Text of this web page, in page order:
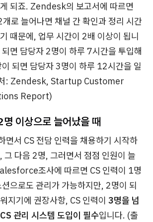
되죠. Zendesk의 보고서에 따르면
로 늘어나면 채널 간 확인과 정리 시간
때문에, 업무 시간이 2배 이상이 됩니
면 담당자 2명이 하루 7시간을 투입해
되면 담당자 3명이 하루 12시간을 일
: Zendesk, Startup Customer
Report)
이상으로 늘어났을 때
면서 CS 전담 인력을 채용하기 시작하
그 다음 2명, 그러면서 점점 인원이 늘
조사에 따르면 CS 인력이 1명
으로도 관리가 가능하지만, 2명이 되
지기에 권장사항, CS 인력이 3명을 넘
관리 시스템 도입이 필수입니다. (출